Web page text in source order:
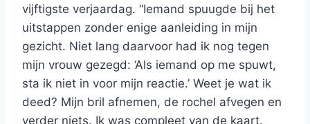
vijftigste verjaardag. “Iemand spuugde bij het
uitstappen zonder enige aanleiding in mijn
gezicht. Niet lang daarvoor had ik nog tegen
mijn vrouw gezegd: ‘Als iemand op me spuwt,
sta ik niet in voor mijn reactie.’ Weet je wat ik
deed? Mijn bril afnemen, de rochel afvegen en
verder niets. Ik was compleet van de kaart.